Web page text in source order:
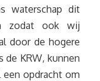
waterschap dit
zodat ook wij
door de hogere
de KRW, kunnen
opdracht om